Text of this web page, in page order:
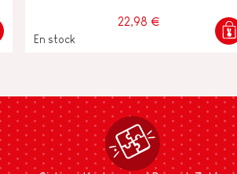
22,98 €
En stock